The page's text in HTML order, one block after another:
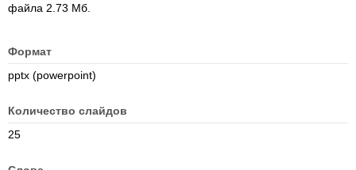
файла 2.73 Мб.
Формат
pptx (powerpoint)
Количество слайдов
25